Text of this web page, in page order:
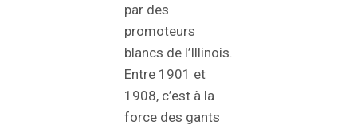
par des
promoteurs
blancs de l’Illinois.
Entre 1901 et
1908, c’est à la
force des gants